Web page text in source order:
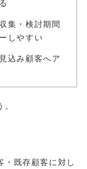
集・検討期間
しやすい
込み顧客へア
・既存顧客に対し